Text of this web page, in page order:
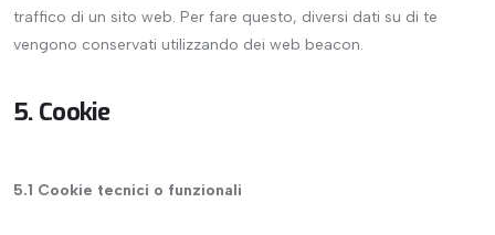
traffico di un sito web. Per fare questo, diversi dati su di te
vengono conservati utilizzando dei web beacon.
5. Cookie
5.1 Cookie tecnici o funzionali